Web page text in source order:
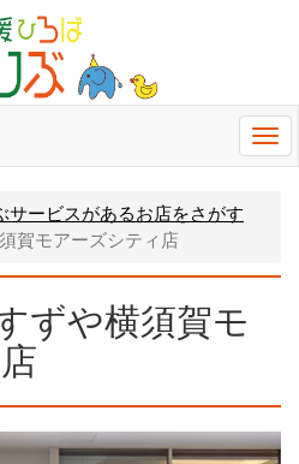
サービスがあるお店をさがす
賀モアーズシティ店
ずや横須賀モ